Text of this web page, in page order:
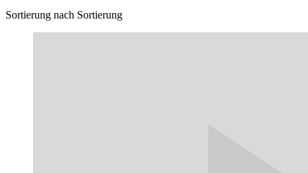
Sortierung nach Sortierung